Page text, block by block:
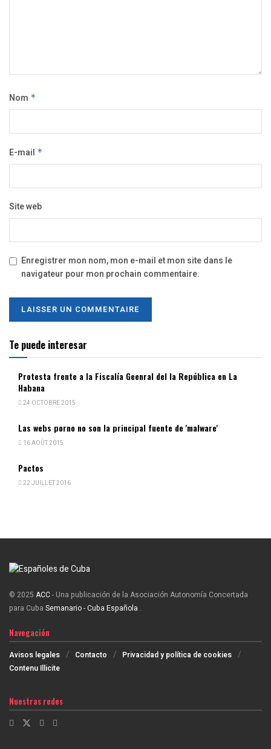
Nom *
E-mail *
Site web
Enregistrer mon nom, mon e-mail et mon site dans le
navigateur pour mon prochain commentaire.
Te puede interesar
Protesta frente a la Fiscalía Geenral del la República en La
Habana
24 OCTOBRE 2015
Las webs porno no son la principal fuente de 'malware'
16 AOÛT 2015
Pactos
22 JUILLET 2016
© 2025 ACC- Una publicación de la Asociación Autonomía Concertada
para Cuba Semanario - Cuba Española .
Navegación
Avisos legales Contacto
Privacidad y política de cookies
Contenu Illicite
Nuestras redes